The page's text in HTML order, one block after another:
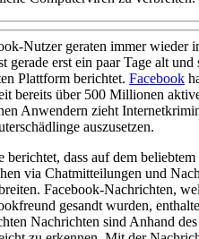
Nutzer geraten immer wieder
gerade erst ein paar Tage alt
Plattform berichtet. Facebook
bereits über 500 Millionen
Anwendern zieht
auszusetzen.
berichtet, dass auf dem beliebtem
via Chatmitteilungen und
Facebook-Nachrichten,
gesandt wurden,
Nachrichten sind Anhand